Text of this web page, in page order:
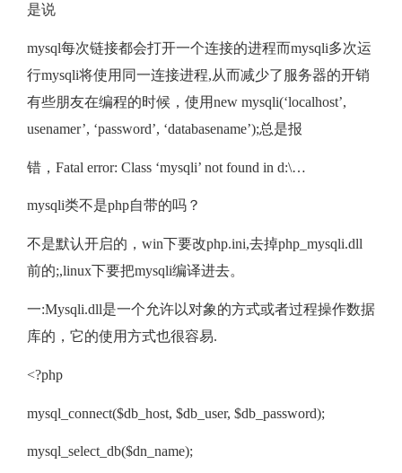
是说
mysql每次链接都会打开一个连接的进程而mysqli多次运
行mysqli将使用同一连接进程,从而减少了服务器的开销
有些朋友在编程的时候，使用new mysqli(‘localhost’,
usenamer’, ‘password’, ‘databasename’);总是报
错，Fatal error: Class ‘mysqli’ not found in d:\…
mysqli类不是php自带的吗？
不是默认开启的，win下要改php.ini,去掉php_mysqli.dll
前的;,linux下要把mysqli编译进去。
一:Mysqli.dll是一个允许以对象的方式或者过程操作数据
库的，它的使用方式也很容易.
<?php
mysql_connect($db_host, $db_user, $db_password);
mysql_select_db($dn_name);